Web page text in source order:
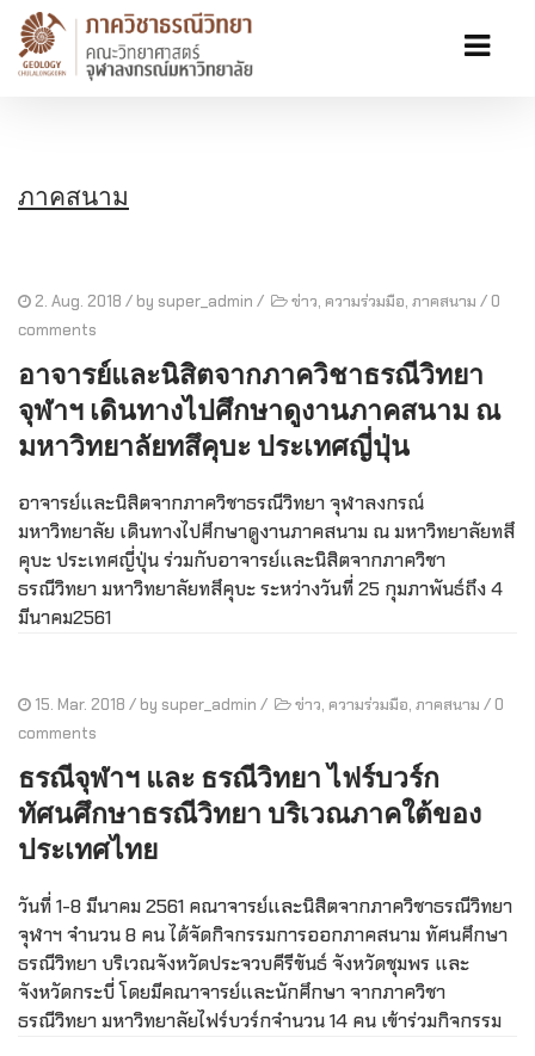
ภาคสนาม
2. Aug. 2018 / by super_admin / ข่าว, ความร่วมมือ, ภาคสนาม / 0
comments
อาจารย์และนิสิตจากภาควิชาธรณีวิทยา
จุฬาฯ เดินทางไปศึกษาดูงานภาคสนาม ณ
มหาวิทยาลัยทสึคุบะ ประเทศญี่ปุ่น
อาจารย์และนิสิตจากภาควิชาธรณีวิทยา จุฬาลงกรณ์
มหาวิทยาลัย เดินทางไปศึกษาดูงานภาคสนาม ณ มหาวิทยาลัยทสึ
คุบะ ประเทศญี่ปุ่น ร่วมกับอาจารย์และนิสิตจากภาควิชา
ธรณีวิทยา มหาวิทยาลัยทสึคุบะ ระหว่างวันที่ 25 กุมภาพันธ์ถึง 4
มีนาคม2561
15. Mar. 2018 / by super_admin / ข่าว, ความร่วมมือ, ภาคสนาม / 0
comments
ธรณีจุฬาฯ และ ธรณีวิทยา ไฟร์บวร์ก
ทัศนศึกษาธรณีวิทยา บริเวณภาคใต้ของ
ประเทศไทย
วันที่ 1-8 มีนาคม 2561 คณาจารย์และนิสิตจากภาควิชาธรณีวิทยา
จุฬาฯ จำนวน 8 คน ได้จัดกิจกรรมการออกภาคสนาม ทัศนศึกษา
ธรณีวิทยา บริเวณจังหวัดประจวบคีรีขันธ์ จังหวัดชุมพร และ
จังหวัดกระบี่ โดยมีคณาจารย์และนักศึกษา จากภาควิชา
ธรณีวิทยา มหาวิทยาลัยไฟร์บวร์กจำนวน 14 คน เข้าร่วมกิจกรรม